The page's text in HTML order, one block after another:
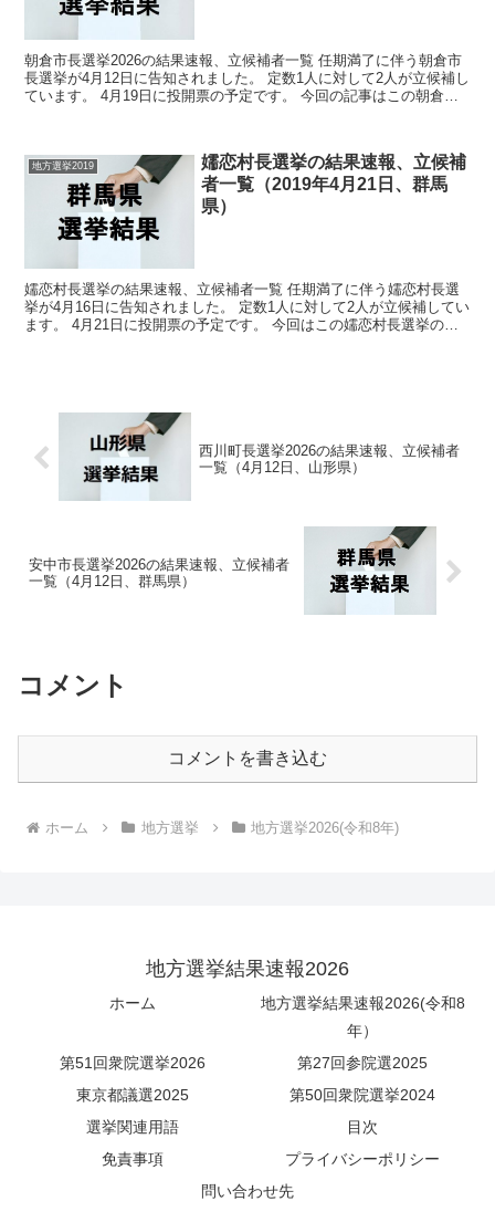
朝倉市長選挙2026の結果速報、立候補者一覧 任期満了に伴う朝倉市
長選挙が4月12日に告知されました。 定数1人に対して2人が立候補し
ています。 4月19日に投開票の予定です。 今回の記事はこの朝倉市
地方選挙2019
嬬恋村長選挙の結果速報、立候補
者一覧（2019年4月21日、群馬
県）
嬬恋村長選挙の結果速報、立候補者一覧 任期満了に伴う嬬恋村長選
挙が4月16日に告知されました。 定数1人に対して2人が立候補してい
ます。 4月21日に投開票の予定です。 今回はこの嬬恋村長選挙の関
西川町長選挙2026の結果速報、立候補者
一覧（4月12日、山形県）
安中市長選挙2026の結果速報、立候補者
一覧（4月12日、群馬県）
コメント
コメントを書き込む
ホーム 地方選挙 地方選挙2026(令和8年)
地方選挙結果速報2026
ホーム
地方選挙結果速報2026(令和8
年）
第51回衆院選挙2026
第27回参院選2025
東京都議選2025
第50回衆院選挙2024
選挙関連用語
目次
免責事項
プライバシーポリシー
問い合わせ先